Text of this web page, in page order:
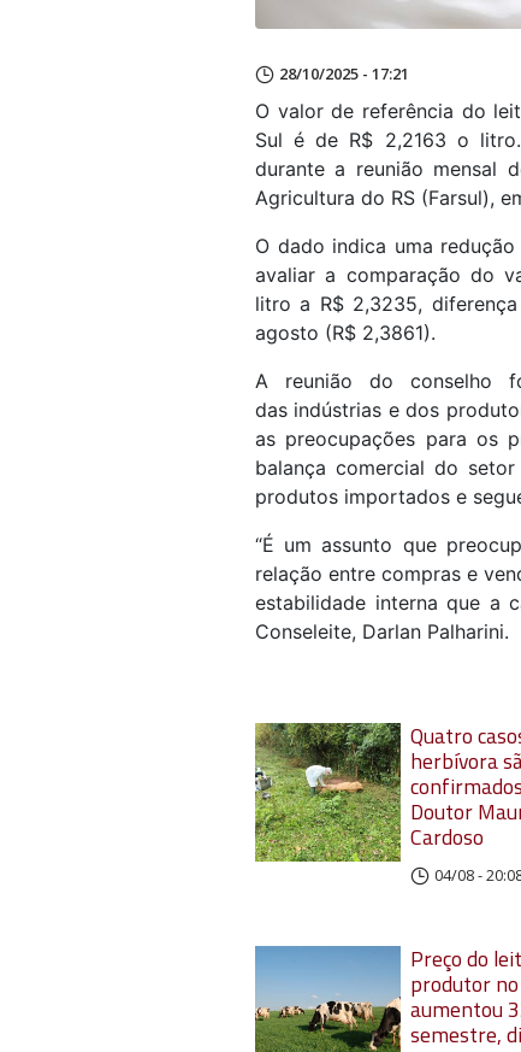
28/10/2025 - 17:21
O valor de referência do
Sul é de R$ 2,2163 o
durante a reunião mensal
Agricultura do RS (Farsul),
O dado indica uma
avaliar a comparação do
litro a R$ 2,3235,
agosto (R$ 2,3861).
A reunião do conselho
das indústrias e dos
as preocupações para os
balança comercial do
produtos importados e
“É um assunto que
relação entre compras e
estabilidade interna que a
Conseleite, Darlan Palharini.
Quatro
herbívora
Doutor
Cardoso
04/08 -
Preço do
produtor
aumentou
semestre,